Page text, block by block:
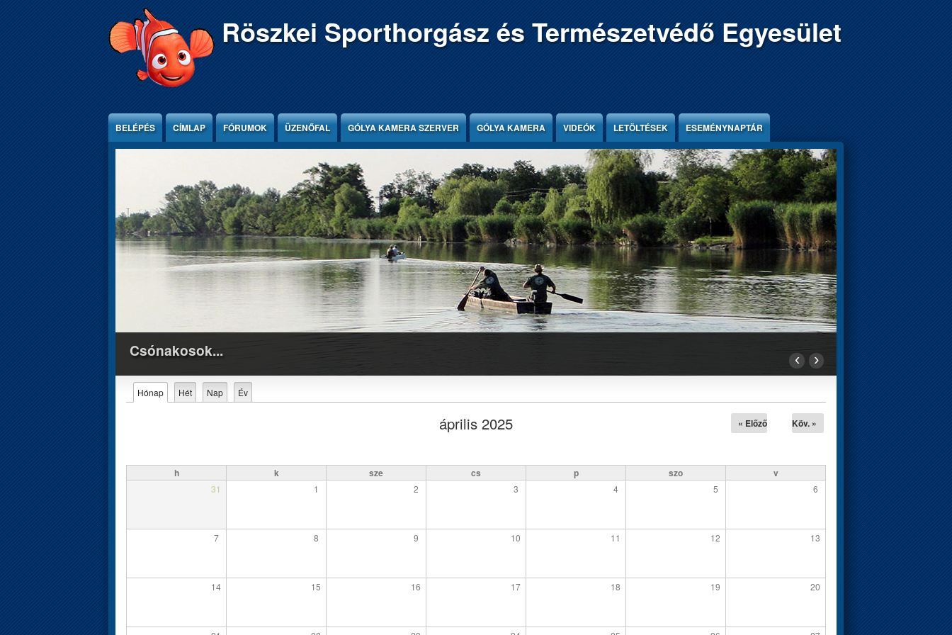
Röszkei Sporthorgász és Természetvédő Egyesület
BELÉPÉS CÍMLAP FÓRUMOK ÜZENŐFAL GÓLYA KAMERA SZERVER GÓLYA KAMERA VIDEÓK LETÖLTÉSEK ESEMÉNYNAPTÁR
Csónakosok... ‹ ›
Elsődleges fülek
Hónap (aktív fül)
Hét Nap Év
április 2025 « Előző Köv. »
h k sze cs p szo v
31 1 2 3 4 5 6
7 8 9 10 11 12 13
14 15 16 17 18 19 20